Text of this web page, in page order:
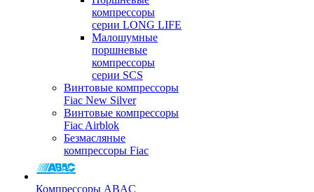
компрессоры
серии LONG LIFE
Малошумные
поршневые
компрессоры
серии SCS
Винтовые компрессоры
Fiac New Silver
Винтовые компрессоры
Fiac Airblok
Безмасляные
компрессоры Fiac
Компрессоры ABAC